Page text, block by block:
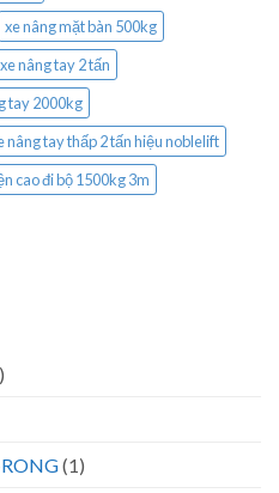
xe nâng mặt bàn 500kg
xe nâng tay 2 tấn
tay 2000kg
nâng tay thấp 2 tấn hiệu noblelift
cao đi bộ 1500kg 3m
(1)